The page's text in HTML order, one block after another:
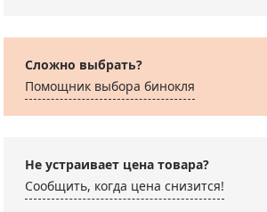
Wezzer BASE
Сложно выбрать?
Помощник выбора бинокля
Не устраивает цена товара?
Сообщить, когда цена снизится!